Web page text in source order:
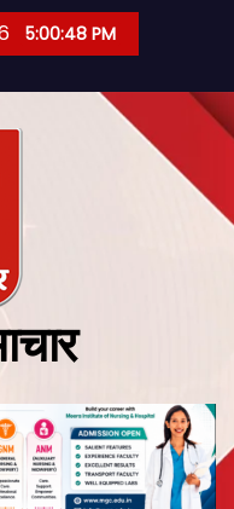
5:00:49 PM